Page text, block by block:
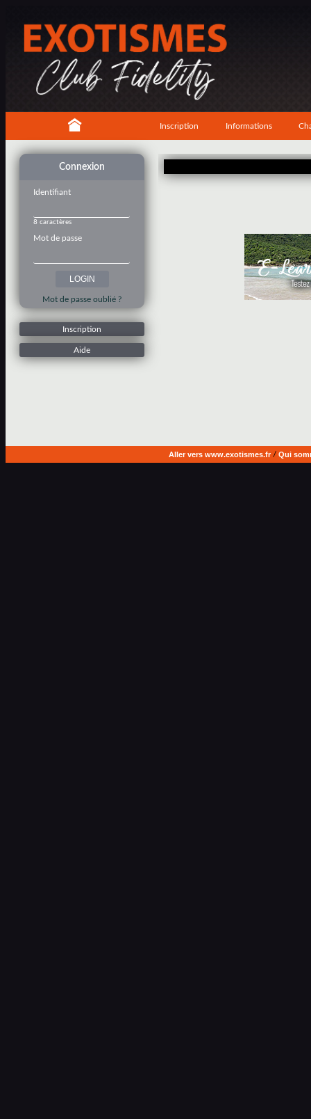
Inscription Informations
Connexion
Identifiant
8 caractères
Mot de passe
Mot de passe oublié ?
Inscription
Aide
Aller vers www.exotismes.fr/ Qui